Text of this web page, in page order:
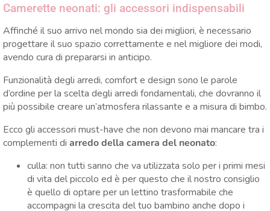
Camerette neonati: gli accessori indispensabili
Affinché il suo arrivo nel mondo sia dei migliori, è necessario
progettare il suo spazio correttamente e nel migliore dei modi,
avendo cura di prepararsi in anticipo.
Funzionalità degli arredi, comfort e design sono le parole
d’ordine per la scelta degli arredi fondamentali, che dovranno il
più possibile creare un’atmosfera rilassante e a misura di bimbo.
Ecco gli accessori must-have che non devono mai mancare tra i
complementi di arredo della camera del neonato:
culla: non tutti sanno che va utilizzata solo per i primi mesi
di vita del piccolo ed è per questo che il nostro consiglio
è quello di optare per un lettino trasformabile che
accompagni la crescita del tuo bambino anche dopo i